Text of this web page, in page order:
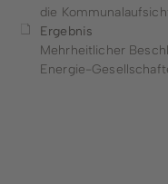
die
Ergebnis
Mehrheitlicher
Energie-